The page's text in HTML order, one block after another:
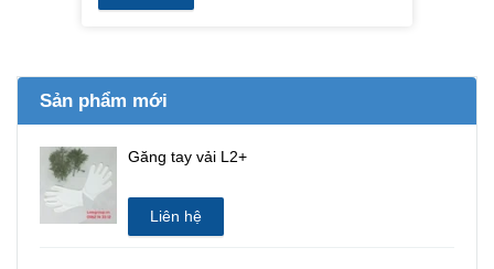
Sản phẩm mới
Găng tay vải L2+
Liên hệ